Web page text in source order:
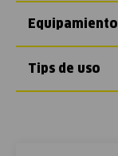
Equipamiento
Tips de uso